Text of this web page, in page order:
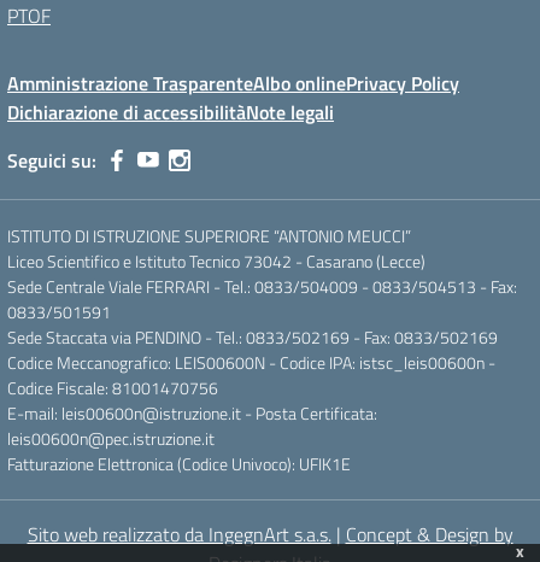
PTOF
Amministrazione TrasparenteAlbo onlinePrivacy Policy
Dichiarazione di accessibilitàNote legali
Seguici su:
ISTITUTO DI ISTRUZIONE SUPERIORE “ANTONIO MEUCCI”
Liceo Scientifico e Istituto Tecnico 73042 - Casarano (Lecce)
Sede Centrale Viale FERRARI - Tel.: 0833/504009 - 0833/504513 - Fax:
0833/501591
Sede Staccata via PENDINO - Tel.: 0833/502169 - Fax: 0833/502169
Codice Meccanografico: LEIS00600N - Codice IPA: istsc_leis00600n -
Codice Fiscale: 81001470756
E-mail: leis00600n@istruzione.it - Posta Certificata:
leis00600n@pec.istruzione.it
Fatturazione Elettronica (Codice Univoco): UFIK1E
Sito web realizzato da IngegnArt s.a.s.| Concept & Design by
x